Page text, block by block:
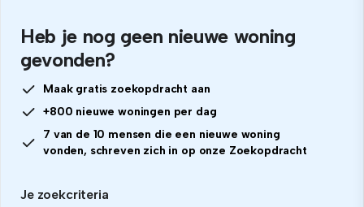
Heb je nog geen nieuwe woning
gevonden?
Maak gratis zoekopdracht aan
+800 nieuwe woningen per dag
7 van de 10 mensen die een nieuwe woning
vonden, schreven zich in op onze Zoekopdracht
Je zoekcriteria